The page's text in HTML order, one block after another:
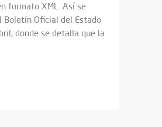
formato XML. Así se
Boletín Oficial del Estado
donde se detalla que la